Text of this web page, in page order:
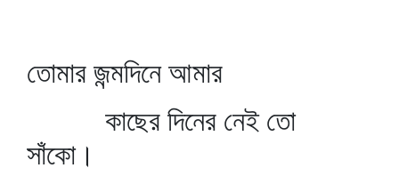
তোমার জন্মদিনে আমার
কাছের দিনের নেই তো
সাঁকো।